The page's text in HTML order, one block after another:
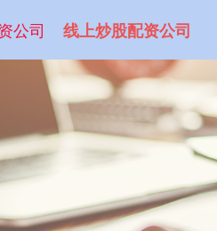
公司 线上炒股配资公司